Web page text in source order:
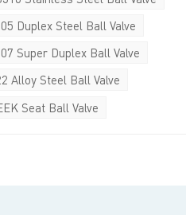
Duplex Steel Ball Valve
Super Duplex Ball Valve
Alloy Steel Ball Valve
Seat Ball Valve